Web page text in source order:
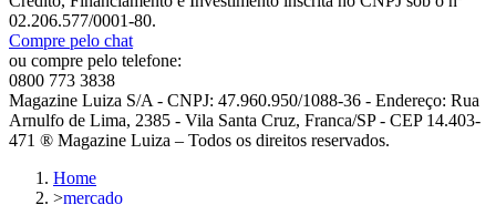
02.206.577/0001-80.
Compre pelo chat
ou compre pelo telefone:
0800 773 3838
Magazine Luiza S/A - CNPJ: 47.960.950/1088-36 - Endereço: Rua
Arnulfo de Lima, 2385 - Vila Santa Cruz, Franca/SP - CEP 14.403-
471 ® Magazine Luiza – Todos os direitos reservados.
Home
>mercado